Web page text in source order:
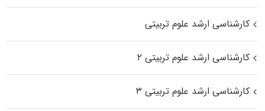
کارشناسی ارشد علوم تربیتی
کارشناسی ارشد علوم تربیتی ۲
کارشناسی ارشد علوم تربیتی ۳